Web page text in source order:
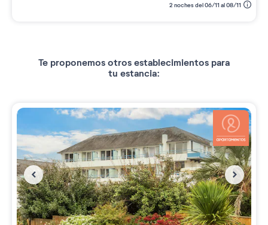
2 noches del 06/11 al 08/11
Te proponemos otros establecimientos para
tu estancia: